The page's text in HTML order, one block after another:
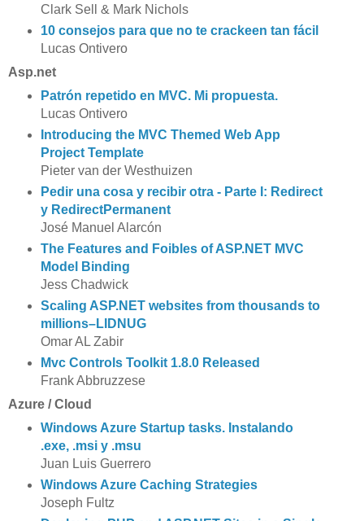
Clark Sell & Mark Nichols
10 consejos para que no te crackeen tan fácil
Lucas Ontivero
Asp.net
Patrón repetido en MVC. Mi propuesta.
Lucas Ontivero
Introducing the MVC Themed Web App
Project Template
Pieter van der Westhuizen
Pedir una cosa y recibir otra - Parte I: Redirect
y RedirectPermanent
José Manuel Alarcón
The Features and Foibles of ASP.NET MVC
Model Binding
Jess Chadwick
Scaling ASP.NET websites from thousands to
millions–LIDNUG
Omar AL Zabir
Mvc Controls Toolkit 1.8.0 Released
Frank Abbruzzese
Azure / Cloud
Windows Azure Startup tasks. Instalando
.exe, .msi y .msu
Juan Luis Guerrero
Windows Azure Caching Strategies
Joseph Fultz